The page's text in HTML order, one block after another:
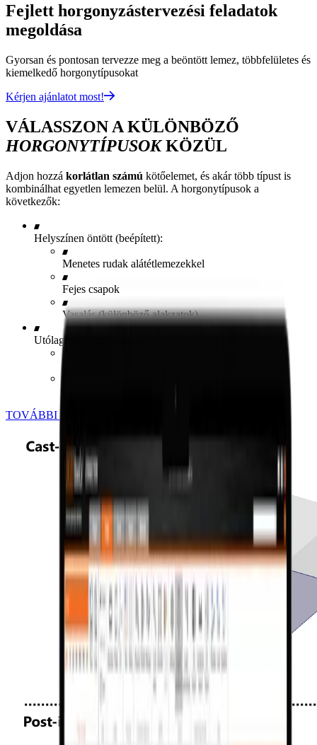
Fejlett horgonyzástervezési feladatok
megoldása
Gyorsan és pontosan tervezze meg a beöntött lemez, többfelületes és
kiemelkedő horgonytípusokat
Kérjen ajánlatot most!
VÁLASSZON A KÜLÖNBÖZŐ
HORGONYTÍPUSOKKÖZÜL
​Adjon hozzá korlátlan számú kötőelemet, és akár több típust is
kombinálhat egyetlen lemezen belül. A horgonytípusok a
következők:
Helyszínen öntött (beépített):
Menetes rudak alátétlemezekkel
Fejes csapok
Vasalás (különböző alakzatok)
Utólag beépített (ragasztott):
TOVÁBBI HORGONYTÍPUSOK MEGTEKINTÉSE